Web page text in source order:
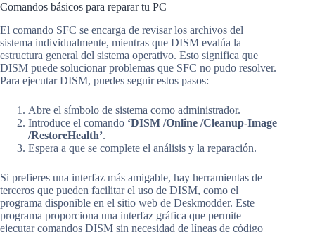
Comandos básicos para reparar tu PC
El comando SFC se encarga de revisar los archivos del
sistema individualmente, mientras que DISM evalúa la
estructura general del sistema operativo. Esto significa que
DISM puede solucionar problemas que SFC no pudo resolver.
Para ejecutar DISM, puedes seguir estos pasos:
Abre el símbolo de sistema como administrador.
Introduce el comando ‘DISM /Online /Cleanup-Image
/RestoreHealth’.
Espera a que se complete el análisis y la reparación.
Si prefieres una interfaz más amigable, hay herramientas de
terceros que pueden facilitar el uso de DISM, como el
programa disponible en el sitio web de Deskmodder. Este
programa proporciona una interfaz gráfica que permite
ejecutar comandos DISM sin necesidad de líneas de código